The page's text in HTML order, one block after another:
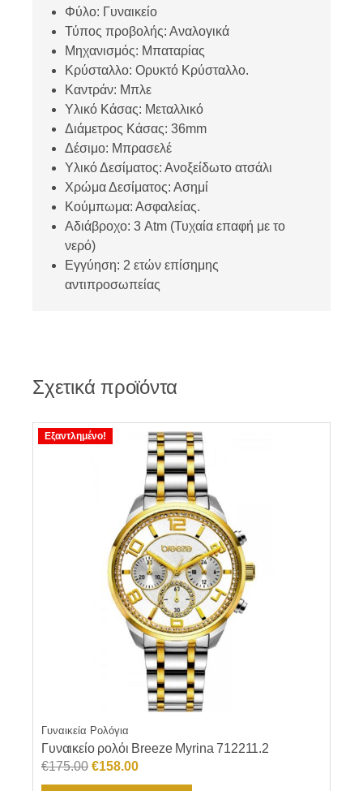
Φύλο: Γυναικείο
Τύπος προβολής: Αναλογικά
Μηχανισμός: Μπαταρίας
Κρύσταλλο: Ορυκτό Κρύσταλλο.
Καντράν: Μπλε
Υλικό Κάσας: Μεταλλικό
Διάμετρος Κάσας: 36mm
Δέσιμο: Μπρασελέ
Υλικό Δεσίματος: Ανοξείδωτο ατσάλι
Χρώμα Δεσίματος: Ασημί
Κούμπωμα: Ασφαλείας.
Αδιάβροχο: 3 Atm (Τυχαία επαφή με το
νερό)
Εγγύηση: 2 ετών επίσημης
αντιπροσωπείας
Σχετικά προϊόντα
Εξαντλημένο!
Γυναικεία Ρολόγια
Γυναικείο ρολόι Breeze Myrina 712211.2
€175.00 Original
price
€158.00Η
τρέχουσα